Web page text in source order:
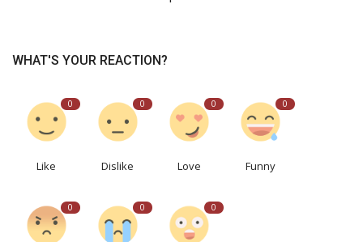
WHAT'S YOUR REACTION?
0
Like
0
Dislike
0
Love
0
Funny
0 0 0